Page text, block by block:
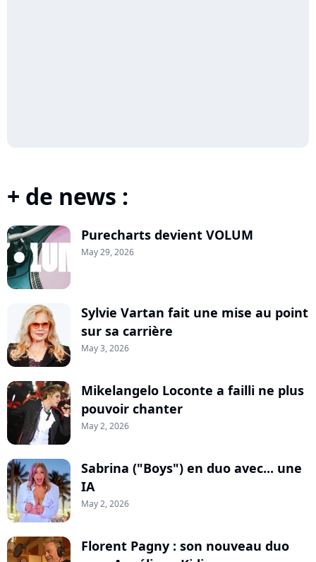
+ de news :
Purecharts devient VOLUM
May 29, 2026
Sylvie Vartan fait une mise au point
sur sa carrière
May 3, 2026
Mikelangelo Loconte a failli ne plus
pouvoir chanter
May 2, 2026
Sabrina ("Boys") en duo avec... une
IA
May 2, 2026
Florent Pagny : son nouveau duo